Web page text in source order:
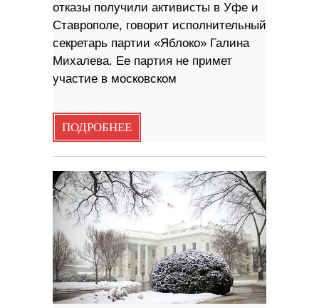
отказы получили активисты в Уфе и
Ставрополе, говорит исполнительный
секретарь партии «Яблоко» Галина
Михалева. Ее партия не примет
участие в московском
ПОДРОБНЕЕ